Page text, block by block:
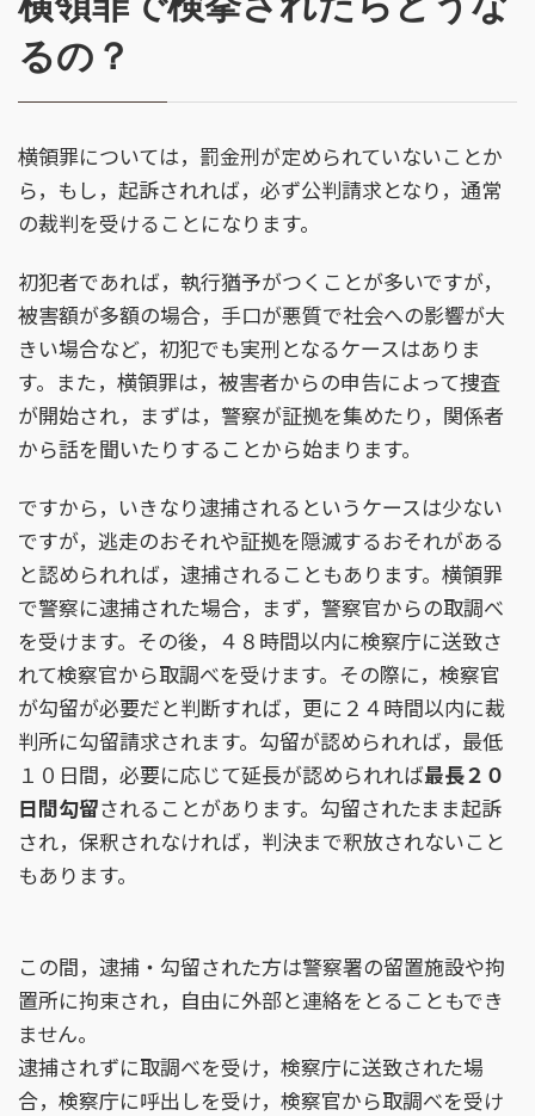
るの？
横領罪については，罰金刑が定められていないことか
ら，もし，起訴されれば，必ず公判請求となり，通常
の裁判を受けることになります。
初犯者であれば，執行猶予がつくことが多いですが，
被害額が多額の場合，手口が悪質で社会への影響が大
きい場合など，初犯でも実刑となるケースはありま
す。また，横領罪は，被害者からの申告によって捜査
が開始され，まずは，警察が証拠を集めたり，関係者
から話を聞いたりすることから始まります。
ですから，いきなり逮捕されるというケースは少ない
ですが，逃走のおそれや証拠を隠滅するおそれがある
と認められれば，逮捕されることもあります。横領罪
で警察に逮捕された場合，まず，警察官からの取調べ
を受けます。その後，４８時間以内に検察庁に送致さ
れて検察官から取調べを受けます。その際に，検察官
が勾留が必要だと判断すれば，更に２４時間以内に裁
判所に勾留請求されます。勾留が認められれば，最低
１０日間，必要に応じて延長が認められれば最長２０
日間勾留されることがあります。勾留されたまま起訴
され，保釈されなければ，判決まで釈放されないこと
もあります。
この間，逮捕・勾留された方は警察署の留置施設や拘
置所に拘束され，自由に外部と連絡をとることもでき
ません。
逮捕されずに取調べを受け，検察庁に送致された場
合，検察庁に呼出しを受け，検察官から取調べを受け